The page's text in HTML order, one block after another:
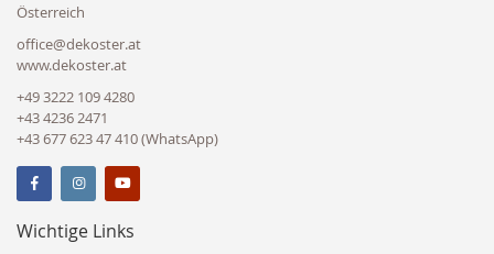
Österreich
office@dekoster.at
www.dekoster.at
+49 3222 109 4280
+43 4236 2471
+43 677 623 47 410 (WhatsApp)
Wichtige Links